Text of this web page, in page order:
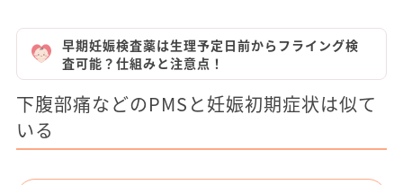
早期妊娠検査薬は生理予定日前からフライング検
査可能？仕組みと注意点！
下腹部痛などのPMSと妊娠初期症状は似て
いる